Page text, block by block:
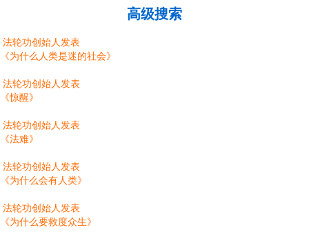
高级搜索
法轮功创始人发表
《为什么人类是迷的社会》
法轮功创始人发表
《惊醒》
法轮功创始人发表
《法难》
法轮功创始人发表
《为什么会有人类》
法轮功创始人发表
《为什么要救度众生》